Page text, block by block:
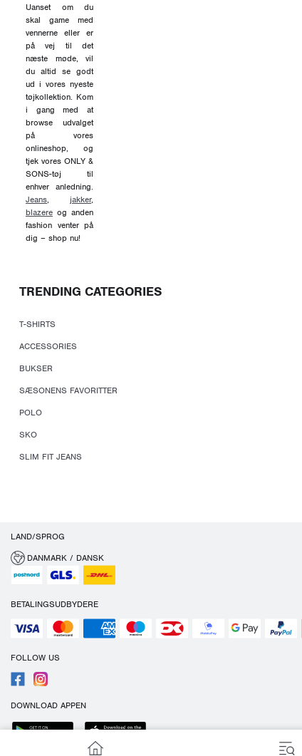
Uanset om du
skal game med
vennerne eller er
på vej til det
næste møde, vil
du altid se godt
ud i vores nyeste
tøjkollektion. Kom
i gang med at
browse udvalget
på vores
onlineshop, og
tjek vores ONLY &
SONS-tøj til
enhver anledning.
Jeans, jakker,
blazere og anden
fashion venter på
dig – shop nu!
TRENDING CATEGORIES
T-SHIRTS
ACCESSORIES
BUKSER
SÆSONENS FAVORITTER
POLO
SKO
SLIM FIT JEANS
LAND/SPROG
DANMARK / DANSK
BETALINGSUDBYDERE
FOLLOW US
DOWNLOAD APPEN